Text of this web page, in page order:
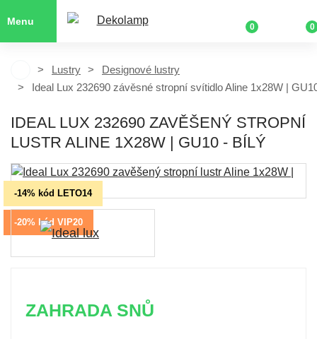
Menu
0 0
Lustry
Designové lustry
Ideal Lux 232690 závěsné stropní svítidlo Aline 1x28W |
IDEAL LUX 232690 ZAVĚŠENÝ STROPNÍ
LUSTR ALINE 1X28W | GU10 - BÍLÝ
-14% kód LETO14
-20% kód VIP20
ZAHRADA SNŮ